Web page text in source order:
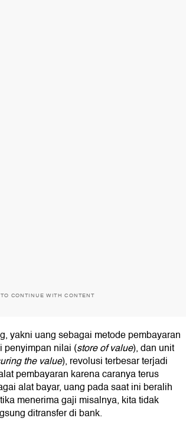
CONTINUE WITH CONTENT
yakni uang sebagai metode pembayaran
penyimpan nilai (store of value), dan unit
the value), revolusi terbesar terjadi
pembayaran karena caranya terus
alat bayar, uang pada saat ini beralih
menerima gaji misalnya, kita tidak
ditransfer di bank.